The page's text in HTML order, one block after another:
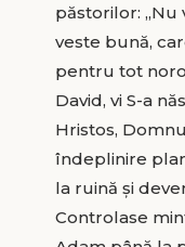
păstorilor: „Nu
veste bună,
pentru tot
David, vi S-a
Hristos,
îndeplinire
la ruină și
Controlase